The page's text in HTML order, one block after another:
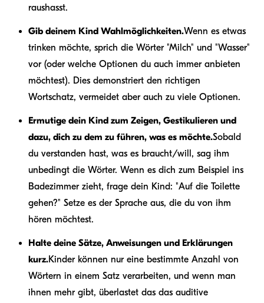
raushasst.
Gib deinem Kind Wahlmöglichkeiten.Wenn es etwas
trinken möchte, sprich die Wörter "Milch" und "Wasser"
vor (oder welche Optionen du auch immer anbieten
möchtest). Dies demonstriert den richtigen
Wortschatz, vermeidet aber auch zu viele Optionen.
Ermutige dein Kind zum Zeigen, Gestikulieren und
dazu, dich zu dem zu führen, was es möchte.Sobald
du verstanden hast, was es braucht/will, sag ihm
unbedingt die Wörter. Wenn es dich zum Beispiel ins
Badezimmer zieht, frage dein Kind: "Auf die Toilette
gehen?" Setze es der Sprache aus, die du von ihm
hören möchtest.
Halte deine Sätze, Anweisungen und Erklärungen
kurz.Kinder können nur eine bestimmte Anzahl von
Wörtern in einem Satz verarbeiten, und wenn man
ihnen mehr gibt, überlastet das das auditive